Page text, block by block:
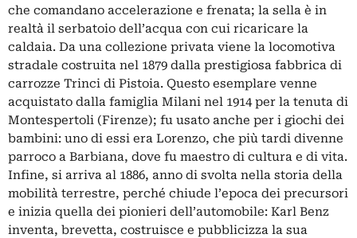
che comandano accelerazione e frenata; la sella è in
realtà il serbatoio dell’acqua con cui ricaricare la
caldaia. Da una collezione privata viene la locomotiva
stradale costruita nel 1879 dalla prestigiosa fabbrica di
carrozze Trinci di Pistoia. Questo esemplare venne
acquistato dalla famiglia Milani nel 1914 per la tenuta di
Montespertoli (Firenze); fu usato anche per i giochi dei
bambini: uno di essi era Lorenzo, che più tardi divenne
parroco a Barbiana, dove fu maestro di cultura e di vita.
Infine, si arriva al 1886, anno di svolta nella storia della
mobilità terrestre, perché chiude l’epoca dei precursori
e inizia quella dei pionieri dell’automobile: Karl Benz
inventa, brevetta, costruisce e pubblicizza la sua